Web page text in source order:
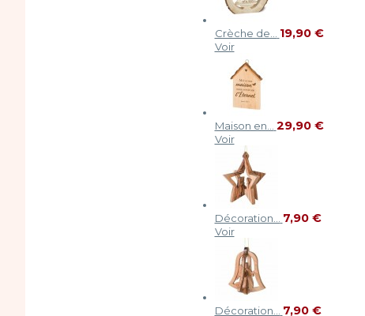
Crèche de... 19,90 €
Voir
Maison en... 29,90 €
Voir
Décoration... 7,90 €
Voir
Décoration... 7,90 €